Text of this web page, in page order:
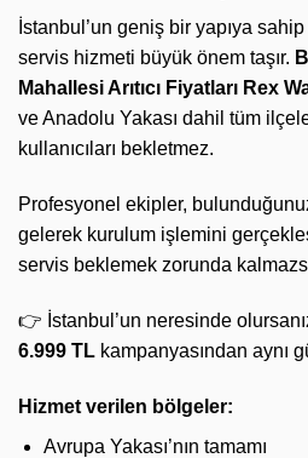
İstanbul’un geniş bir yapıya
servis hizmeti büyük önem taşır.
Mahallesi Arıtıcı Fiyatları Rex
ve Anadolu Yakası dahil tüm
kullanıcıları bekletmez.
Profesyonel ekipler,
gelerek kurulum işlemini
servis beklemek zorunda
👉 İstanbul’un neresinde
6.999 TL kampanyasından aynı
Hizmet verilen bölgeler:
Avrupa Yakası’nın tamamı